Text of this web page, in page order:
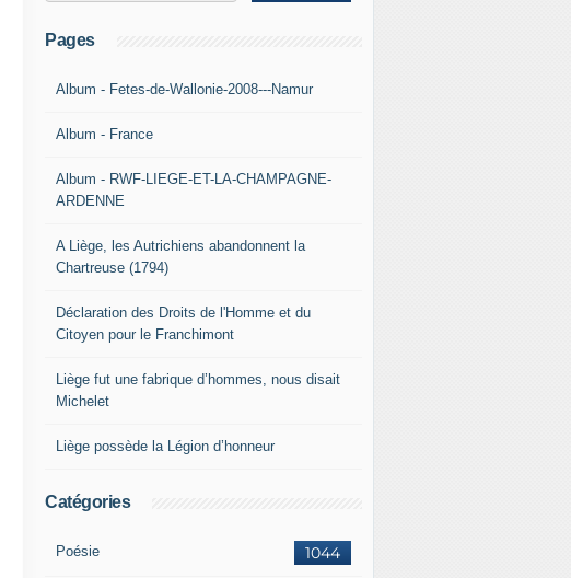
Pages
Album - Fetes-de-Wallonie-2008---Namur
Album - France
Album - RWF-LIEGE-ET-LA-CHAMPAGNE-
ARDENNE
A Liège, les Autrichiens abandonnent la
Chartreuse (1794)
Déclaration des Droits de l'Homme et du
Citoyen pour le Franchimont
Liège fut une fabrique d’hommes, nous disait
Michelet
Liège possède la Légion d’honneur
Catégories
1044
Poésie